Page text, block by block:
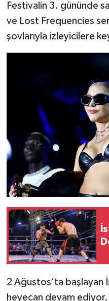
Festivalin 3. gününde
ve Lost Frequencies
şovlarıyla izleyicilere
2 Ağustos’ta başlayan
heyecan devam